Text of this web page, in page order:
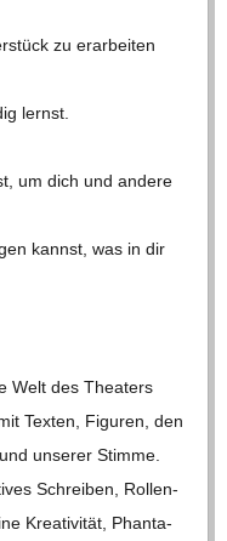
zu erar­bei­ten
lernst.
um dich und andere
kannst, was in dir
Welt des Thea­ters
Tex­ten, Figu­ren, den
unse­rer Stimme.
Schrei­ben, Rol­len­
Krea­ti­vi­tät, Phan­ta­